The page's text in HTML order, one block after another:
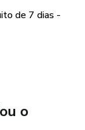
de 7 dias -
facilitar o
em
o